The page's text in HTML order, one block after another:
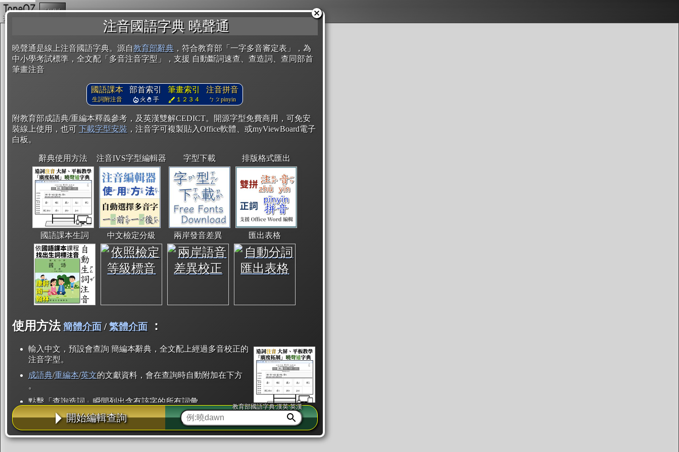
注音國語字典 曉聲通
曉聲通是線上注音國語字典。源自教育部辭典 ，符合教育部「一字多音審定表」，為
中小學考試標準，全文配「多音注音字型」，支援 自動斷詞速查、查造詞、查同部首
筆畫注音
國語課本
生詞附注音
部首索引
火 手
筆畫索引
１２３４
注音拼音
ㄅㄆpinyin
附教育部成語典/重編本釋義參考，及英漢雙解CEDICT。開源字型免費商用，可免安
裝線上使用，也可 下載字型安裝 ，注音字可複製貼入Office軟體、或myViewBoard電子
白板。
辭典使用方法 注音IVS字型編輯器 字型下載 排版格式匯出
國語課本生詞 中文檢定分級 兩岸發音差異 匯出表格
使用方法 簡體介面/繁體介面 ：
輸入中文，預設會查詢 簡編本辭典，全文配上經過多音校正的
注音字型。
成語典/重編本/英文的文獻資料，會在查詢時自動附加在下方
。
點擊「查詢造詞」瞬間列出含有該字的所有詞彙。
點「部首」瞬間列出所有「同部首字」。也支援查詢「同注音」或「同筆畫」。
辭典解釋的全文都經過自動斷詞，點擊便可瞬間「連續查詢」此字詞的解釋，不
用手動重複輸入。
開始編輯查詢
教育部國語字典·漢英·英漢
複製